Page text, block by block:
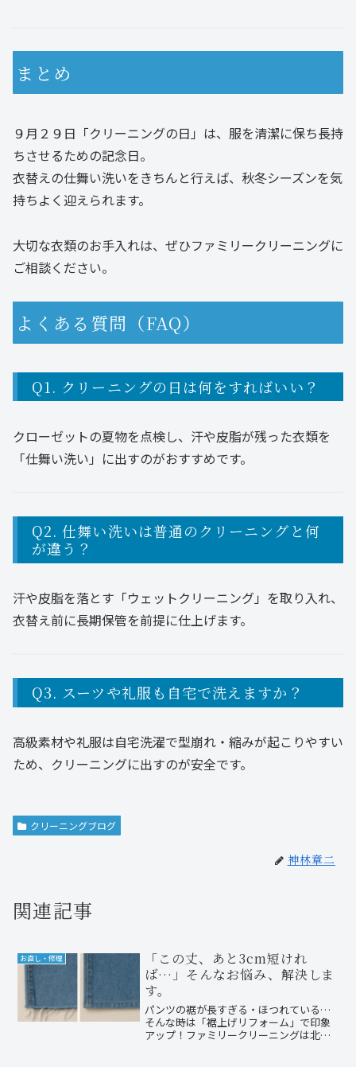
まとめ
９月２９日「クリーニングの日」は、服を清潔に保ち長持
ちさせるための記念日。
衣替えの仕舞い洗いをきちんと行えば、秋冬シーズンを気
持ちよく迎えられます。
大切な衣類のお手入れは、ぜひファミリークリーニングに
ご相談ください。
よくある質問（FAQ）
Q1. クリーニングの日は何をすればいい？
クローゼットの夏物を点検し、汗や皮脂が残った衣類を
「仕舞い洗い」に出すのがおすすめです。
Q2. 仕舞い洗いは普通のクリーニングと何
が違う？
汗や皮脂を落とす「ウェットクリーニング」を取り入れ、
衣替え前に長期保管を前提に仕上げます。
Q3. スーツや礼服も自宅で洗えますか？
高級素材や礼服は自宅洗濯で型崩れ・縮みが起こりやすい
ため、クリーニングに出すのが安全です。
クリーニングブログ
神林章二
関連記事
お直し・修理
「この丈、あと3cm短けれ
ば…」そんなお悩み、解決しま
す。
パンツの裾が長すぎる・ほつれている…
そんな時は「裾上げリフォーム」で印象
アップ！ファミリークリーニングは北九